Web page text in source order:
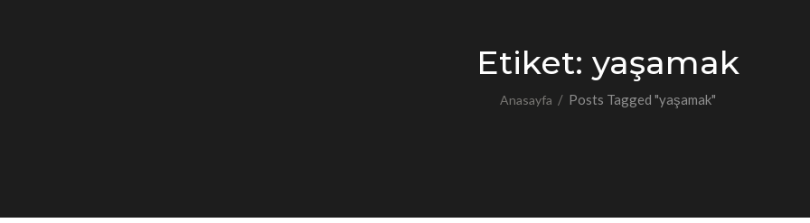
Etiket: yaşamak
Anasayfa / Posts Tagged "yaşamak"